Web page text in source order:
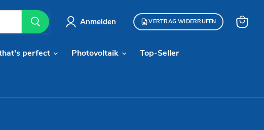
Anmelden VERTRAG WIDERRUFEN
perfect Photovoltaik Top-Seller